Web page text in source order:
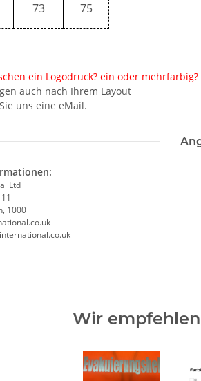
73 75
ein Logodruck? ein oder mehrfarbig?
auch nach Ihrem Layout
uns eine eMail.
Ltd
1000
Wir